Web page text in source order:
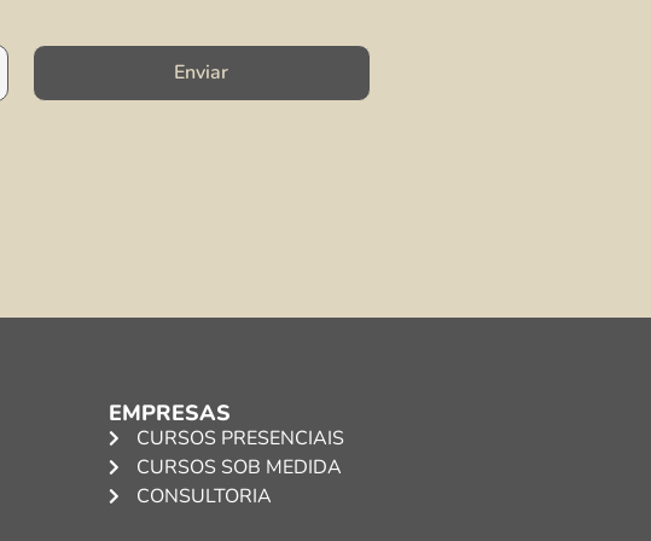
Enviar
EMPRESAS
CURSOS PRESENCIAIS
CURSOS SOB MEDIDA
CONSULTORIA